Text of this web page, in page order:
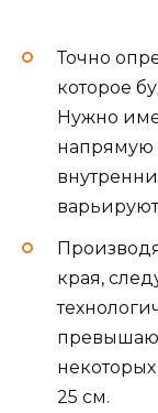
Точно
которое
Нужно
напрямую
края,
25 см.